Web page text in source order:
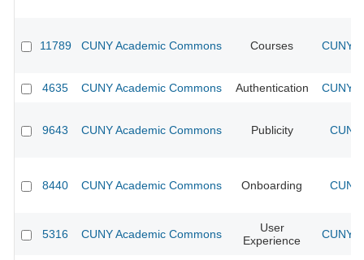
11789 CUNY Academic Commons Courses CUNY
4635 CUNY Academic Commons Authentication CUNY
9643 CUNY Academic Commons Publicity
8440 CUNY Academic Commons Onboarding
5316 CUNY Academic Commons
User
Experience
CUNY